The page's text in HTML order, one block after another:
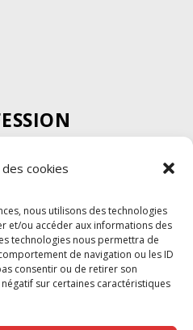
cookies
nous utilisons des technologies
et/ou accéder aux informations des
technologies nous permettra de
de navigation ou les ID
consentir ou de retirer son
sur certaines caractéristiques